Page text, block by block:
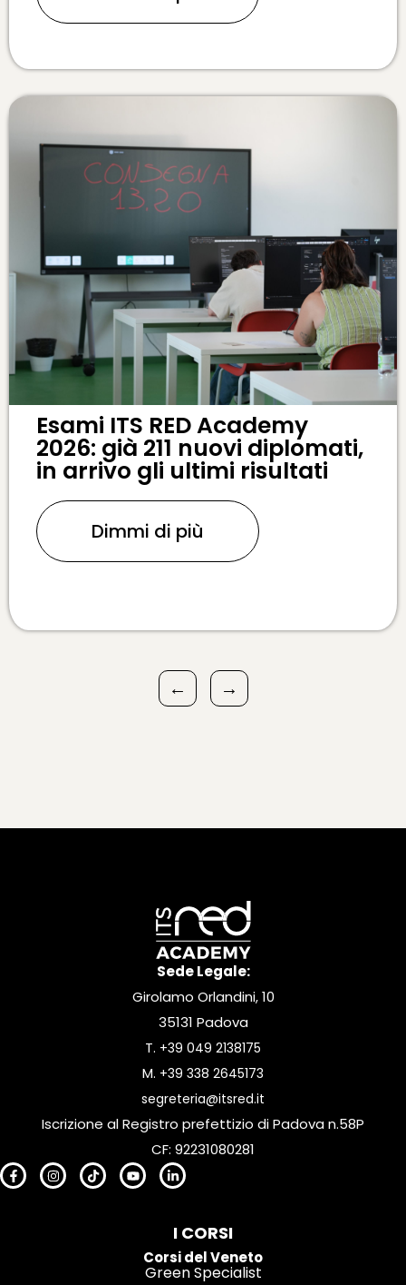
Esami ITS RED Academy
2026: già 211 nuovi diplomati,
in arrivo gli ultimi risultati
Dimmi di più
← →
Sede Legale:
Girolamo Orlandini, 10
35131 Padova
T. +39 049 2138175
M. +39 338 2645173
segreteria@itsred.it
Iscrizione al Registro prefettizio di Padova n.58P
CF: 92231080281
I CORSI
Corsi del Veneto
Green Specialist